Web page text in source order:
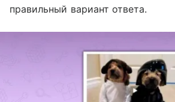
правильный вариант ответа.